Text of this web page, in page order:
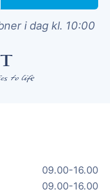
i dag kl. 10:00
09.00-16.00
09.00-16.00